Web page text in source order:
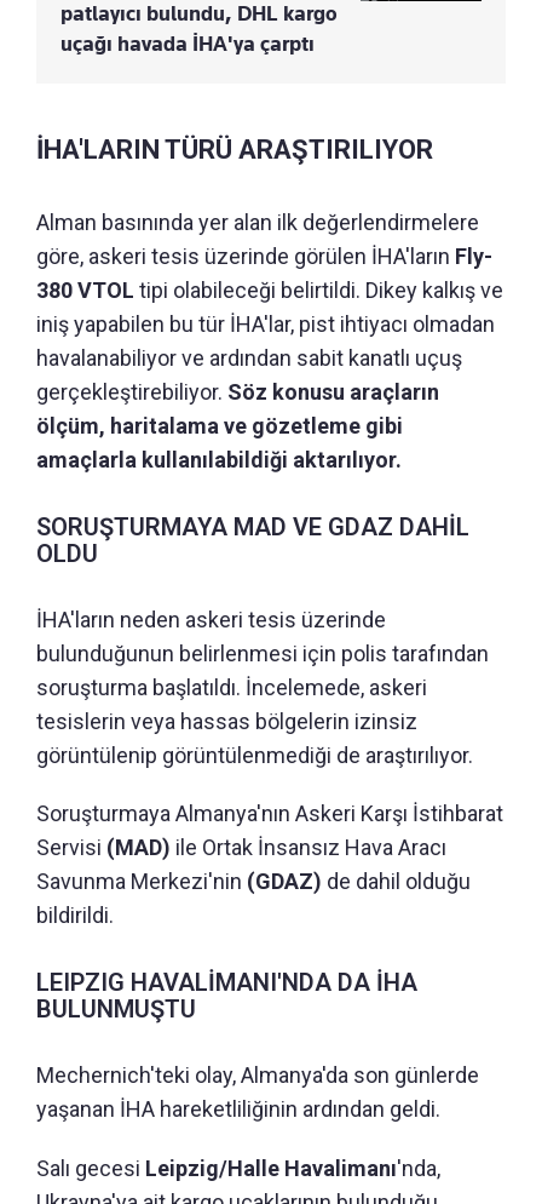
patlayıcı bulundu, DHL kargo
uçağı havada İHA'ya çarptı
İHA'LARIN TÜRÜ ARAŞTIRILIYOR
Alman basınında yer alan ilk değerlendirmelere
göre, askeri tesis üzerinde görülen İHA'ların Fly-
380 VTOL tipi olabileceği belirtildi. Dikey kalkış ve
iniş yapabilen bu tür İHA'lar, pist ihtiyacı olmadan
havalanabiliyor ve ardından sabit kanatlı uçuş
gerçekleştirebiliyor. Söz konusu araçların
ölçüm, haritalama ve gözetleme gibi
amaçlarla kullanılabildiği aktarılıyor.
SORUŞTURMAYA MAD VE GDAZ DAHİL
OLDU
İHA'ların neden askeri tesis üzerinde
bulunduğunun belirlenmesi için polis tarafından
soruşturma başlatıldı. İncelemede, askeri
tesislerin veya hassas bölgelerin izinsiz
görüntülenip görüntülenmediği de araştırılıyor.
Soruşturmaya Almanya'nın Askeri Karşı İstihbarat
Servisi (MAD) ile Ortak İnsansız Hava Aracı
Savunma Merkezi'nin (GDAZ) de dahil olduğu
bildirildi.
LEIPZIG HAVALİMANI'NDA DA İHA
BULUNMUŞTU
Mechernich'teki olay, Almanya'da son günlerde
yaşanan İHA hareketliliğinin ardından geldi.
Salı gecesi Leipzig/Halle Havalimanı'nda,